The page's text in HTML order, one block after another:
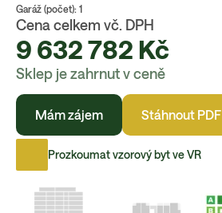
Garáž (počet): 1
Cena celkem vč. DPH
9 632 782 Kč
Sklep je zahrnut v ceně
Mám zájem Stáhnout PDF
Prozkoumat vzorový byt ve VR